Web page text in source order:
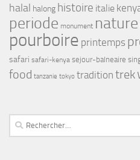
halal halong histoire italie
periode monument nature
pourboire printemps
safari safari-kenya sejour-balneaire
food tanzanie tokyo tradition trek
Rechercher :